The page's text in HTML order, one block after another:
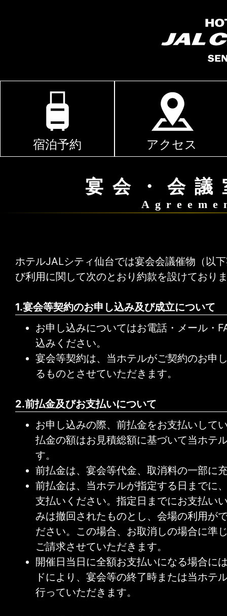
宿泊予約 アクセス
宴会・会
ホテルJALシティ仙台では宴会会議催物（以
び利用に関して次のとおり約款を設けており
1.宴会等契約のお申し込み及び成立について
お申し込みについてはお電話・メール・
込みください。
宴会等契約は、当ホテルがご契約のお申
るものとさせていただきます。
2.前払金及びお支払いについて
お申し込みの際、前払金をお支払いして
払金の額はお見積総額に基づいて当ホテ
す。
前払金は、宴会等代金、取消料の一部に
前払金は、当ホテルが指定する日までに
支払いください。指定日までにお支払い
みは撤回されたものとし、会場の利用が
ださい。この場合、お取消しの場合に準
ご請求させていただきます。
開催日当日に全額お支払いになる場合に
ドにより、宴会等の終了時または当ホテ
行っていただきます。